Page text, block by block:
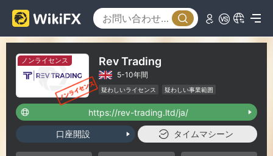
ノンライセンス Rev Trading
5-10年間
疑わしいライセンス
疑わしい事業範囲
ハイリスクレベル
https://rev-trading.ltd/ja/
口座開設 タイムマシーン
0
1
2